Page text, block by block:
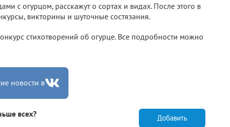
с огурцом, расскажут о сортах и видах. После этого в
викторины и шуточные состязания.
стихотворений об огурце. Все подробности можно
новости в
всех? Добавить